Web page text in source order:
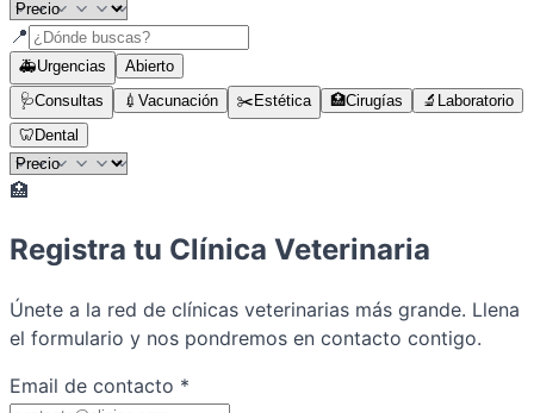
📍
🚑Urgencias
Abierto
🩺Consultas 💉 Vacunación ✂️ Estética 🏥Cirugías 🔬 Laboratorio
🦷 Dental
🏥
Registra tu Clínica Veterinaria
Únete a la red de clínicas veterinarias más grande. Llena
el formulario y nos pondremos en contacto contigo.
Email de contacto *